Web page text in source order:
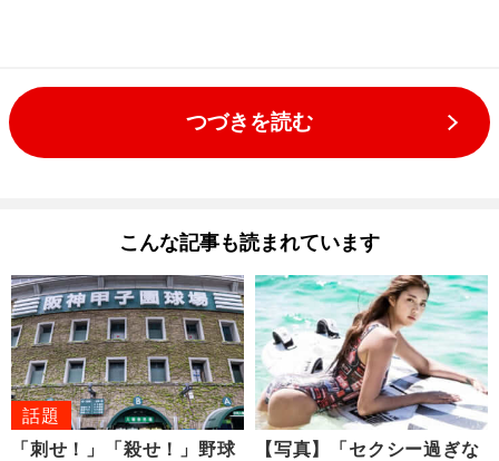
つづきを読む
こんな記事も読まれています
話題
「刺せ！」「殺せ！」野球
【写真】「セクシー過ぎな